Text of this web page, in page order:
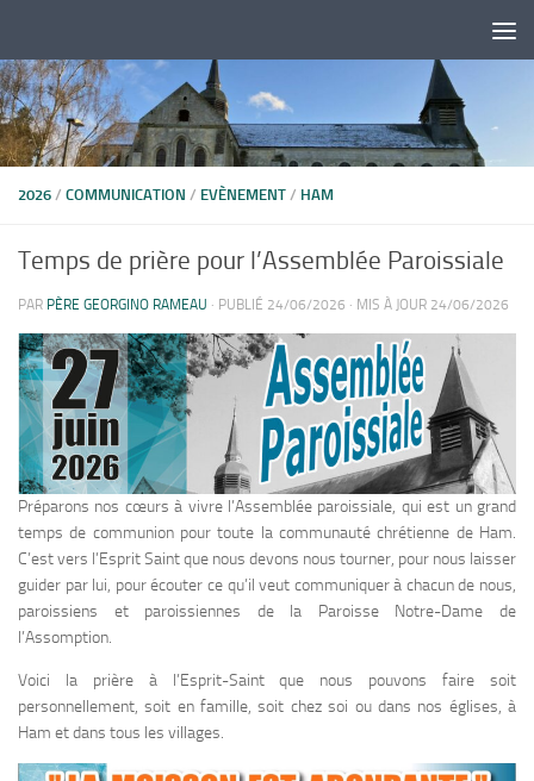
2026 / COMMUNICATION / EVÈNEMENT / HAM
Temps de prière pour l’Assemblée Paroissiale
PAR PÈRE GEORGINO RAMEAU · PUBLIÉ 24/06/2026 · MIS À JOUR 24/06/2026
Préparons nos cœurs à vivre l’Assemblée paroissiale, qui est un grand
temps de communion pour toute la communauté chrétienne de Ham.
C’est vers l’Esprit Saint que nous devons nous tourner, pour nous laisser
guider par lui, pour écouter ce qu’il veut communiquer à chacun de nous,
paroissiens et paroissiennes de la Paroisse Notre-Dame de
l’Assomption.
Voici la prière à l’Esprit-Saint que nous pouvons faire soit
personnellement, soit en famille, soit chez soi ou dans nos églises, à
Ham et dans tous les villages.